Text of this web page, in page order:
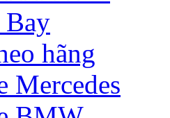
Bay
hãng
Mercedes